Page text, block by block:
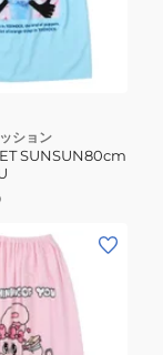
ション
SUNSUN80cm